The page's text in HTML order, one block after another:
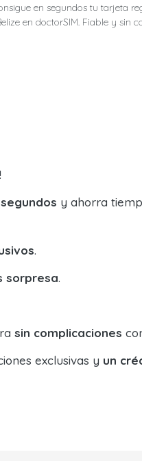
en segundos tu tarjeta
en doctorSIM. Fiable y sin
!
y ahorra
.
sorpresa.
sin complicaciones
exclusivas y un